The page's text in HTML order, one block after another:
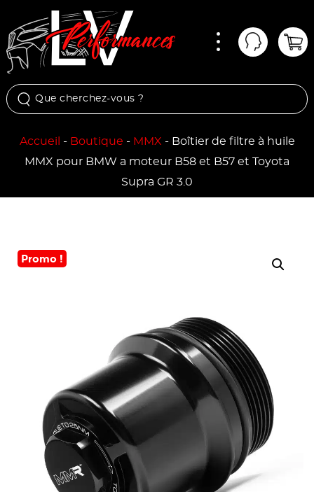
Mon
Accueil - Boutique - MMX - Boîtier de filtre à huile
MMX pour BMW a moteur B58 et B57 et Toyota
Supra GR 3.0
Promo !